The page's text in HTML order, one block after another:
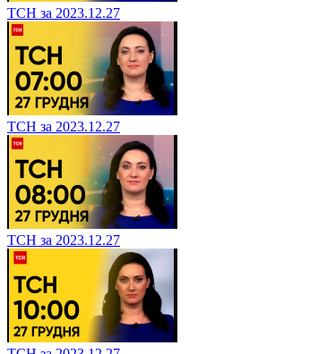
ТСН за 2023.12.27
ТСН за 2023.12.27
ТСН за 2023.12.27